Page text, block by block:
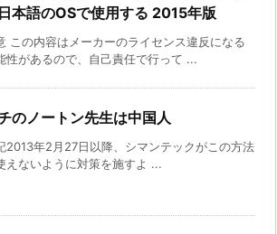
本語のOSで使用する 2015年版
この内容はメーカーのライセンス違反になる
性があるので、自己責任で行って ...
のノートン先生は中国人
2013年2月27日以降、シマンテックがこの方法
えないように対策を施すよ ...